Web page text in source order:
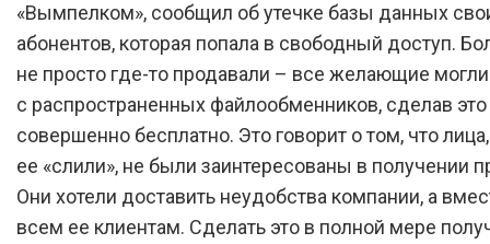
«Вымпелком», сообщил об утечке базы данных
абонентов, которая попала в свободный доступ.
не просто где-то продавали – все желающие могли
с распространенных файлообменников, сделав это
совершенно бесплатно. Это говорит о том, что
ее «слили», не были заинтересованы в получении
Они хотели доставить неудобства компании, а
всем ее клиентам. Сделать это в полной мере